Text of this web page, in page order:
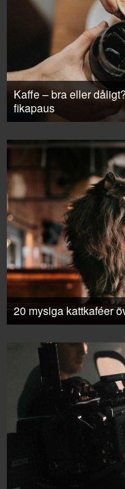
Kaffe – bra eller
fikapaus
20 mysiga kattkaféer